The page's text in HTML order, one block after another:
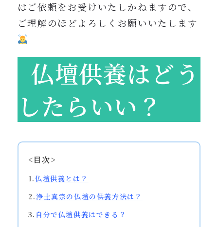
はご依頼をお受けいたしかねますので、
ご理解のほどよろしくお願いいたします
仏壇供養はどう
したらいい？
<目次>
1.仏壇供養とは？
2. 浄土真宗の仏壇の供養方法は？
3. 自分で仏壇供養はできる？